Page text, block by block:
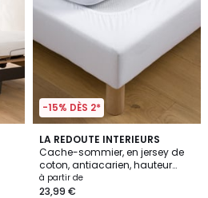
-15% DÈS 2*
LA REDOUTE INTERIEURS
Cache-sommier, en jersey de
coton, antiacarien, hauteur
maxi 25 cm
à partir de
23,99 €
4
/
5
5
Couleurs